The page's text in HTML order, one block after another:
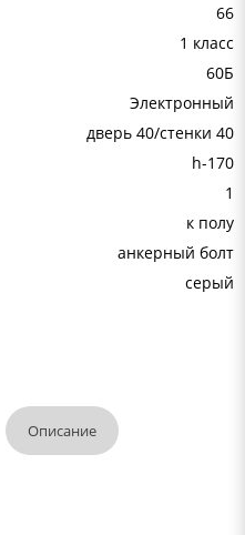
66
1 класс
60Б
Электронный
дверь 40/стенки 40
h-170
1
к полу
анкерный болт
серый
Описание